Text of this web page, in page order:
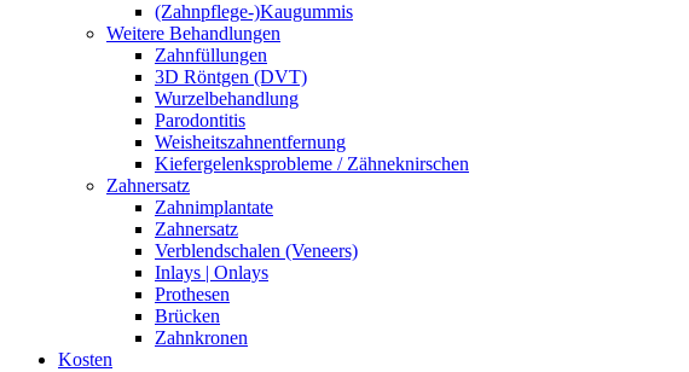
(Zahnpflege-)Kaugummis
Weitere Behandlungen
Zahnfüllungen
3D Röntgen (DVT)
Wurzelbehandlung
Parodontitis
Weisheitszahnentfernung
Kiefergelenksprobleme / Zähneknirschen
Zahnersatz
Zahnimplantate
Zahnersatz
Verblendschalen (Veneers)
Inlays | Onlays
Prothesen
Brücken
Zahnkronen
Kosten